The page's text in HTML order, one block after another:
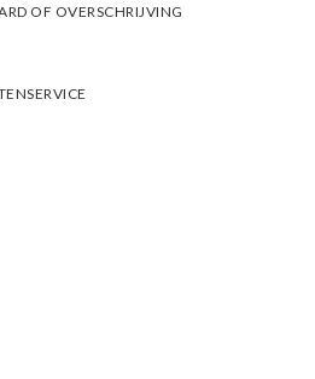
OF OVERSCHRIJVING